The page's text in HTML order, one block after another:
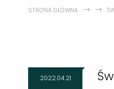
STRONA GŁÓWNA
2022.04.21